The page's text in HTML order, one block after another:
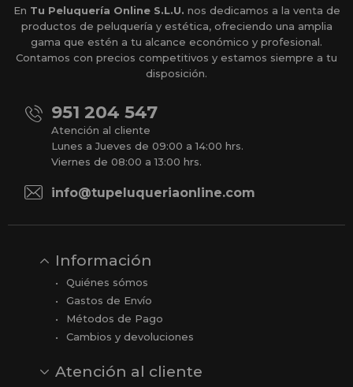
En Tu Peluquería Online S.L.U. nos dedicamos a la venta de
productos de peluquería y estética, ofreciendo una amplia
gama que estén a tu alcance económico y profesional.
Contamos con precios competitivos y estamos siempre a tu
disposición.
951 204 547
Atención al cliente
Lunes a Jueves de 09:00 a 14:00 hrs.
Viernes de 08:00 a 13:00 hrs.
info@tupeluqueriaonline.com
Información
Quiénes sómos
Gastos de Envío
Métodos de Pago
Cambios y devoluciones
Atención al cliente